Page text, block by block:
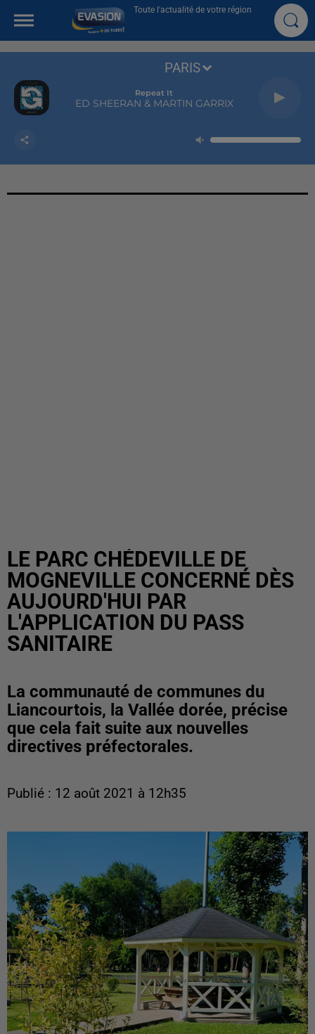
Toute l'actualité de votre région
Repeat It
ED SHEERAN & MARTIN GARRIX
PARIS
LE PARC CHÉDEVILLE DE
MOGNEVILLE CONCERNÉ DÈS
AUJOURD'HUI PAR
L'APPLICATION DU PASS
SANITAIRE
La communauté de communes du
Liancourtois, la Vallée dorée, précise
que cela fait suite aux nouvelles
directives préfectorales.
Publié : 12 août 2021 à 12h35